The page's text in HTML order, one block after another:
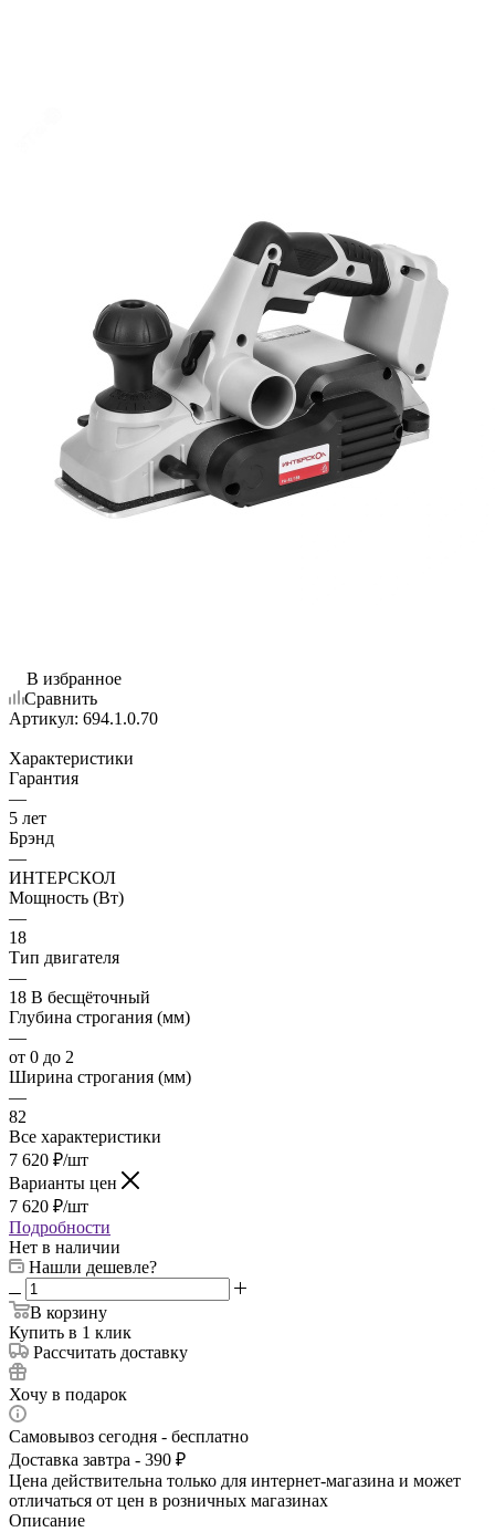
В избранное
Сравнить
Артикул: 694.1.0.70
Характеристики
Гарантия
—
5 лет
Брэнд
—
ИНТЕРСКОЛ
Мощность (Вт)
—
18
Тип двигателя
—
18 В бесщёточный
Глубина строгания (мм)
—
от 0 до 2
Ширина строгания (мм)
—
82
Все характеристики
7 620 ₽/шт
Варианты цен
7 620 ₽/шт
Подробности
Нет в наличии
Нашли дешевле?
В корзину
Купить в 1 клик
Рассчитать доставку
Хочу в подарок
Самовывоз сегодня - бесплатно
Доставка завтра - 390 ₽
Цена действительна только для интернет-магазина и может
отличаться от цен в розничных магазинах
Описание